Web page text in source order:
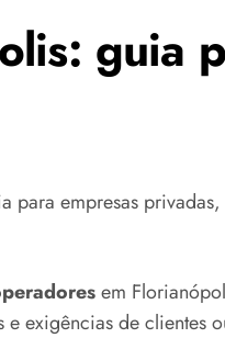
guia
para empresas
em
exigências de clientes